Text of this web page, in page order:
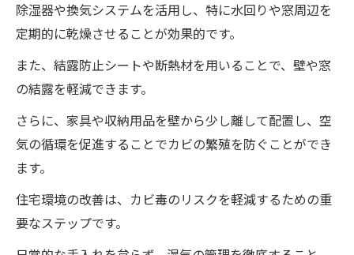
除湿器や換気システムを活用し、特に水回りや窓周辺を
定期的に乾燥させることが効果的です。
また、結露防止シートや断熱材を用いることで、壁や窓
の結露を軽減できます。
さらに、家具や収納用品を壁から少し離して配置し、空
気の循環を促進することでカビの繁殖を防ぐことができ
ます。
住宅環境の改善は、カビ毒のリスクを軽減するための重
要なステップです。